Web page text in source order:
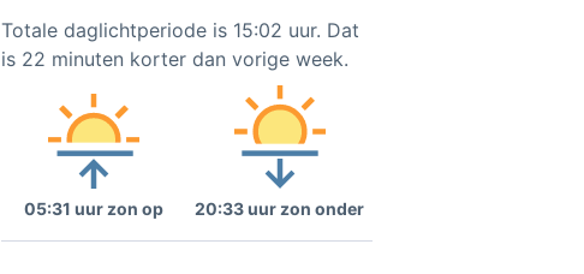
Totale daglichtperiode is 15:02 uur. Dat
is 22 minuten korter dan vorige week.
05:31 uur zon op 20:33 uur zon onder